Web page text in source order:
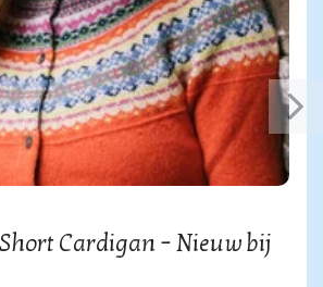
Cardigan – Nieuw bij